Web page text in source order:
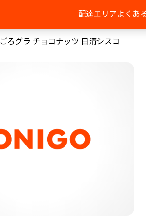
配達エリアよくあ
ごろグラ チョコナッツ 日清シスコ